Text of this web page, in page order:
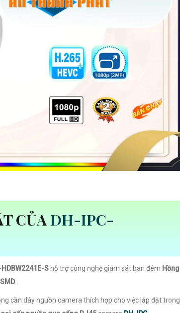
CỦADH-IPC-
Shỗ trợ công nghệ giám sát ban đêm Hồng
SMD.
cần dây nguồn camera thích hợp cho việc lắp đặt trong